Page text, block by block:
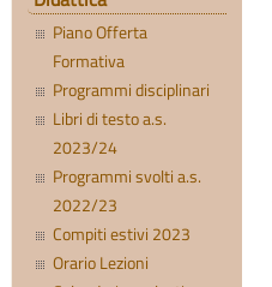
Piano Offerta
Formativa
Programmi disciplinari
Libri di testo a.s.
2023/24
Programmi svolti a.s.
2022/23
Compiti estivi 2023
Orario Lezioni